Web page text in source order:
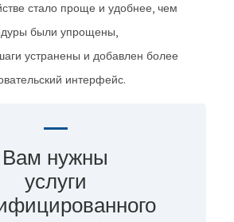
стало проще и удобнее, чем
были упрощены,
устранены и добавлен более
интерфейс.
Вам нужны
услуги